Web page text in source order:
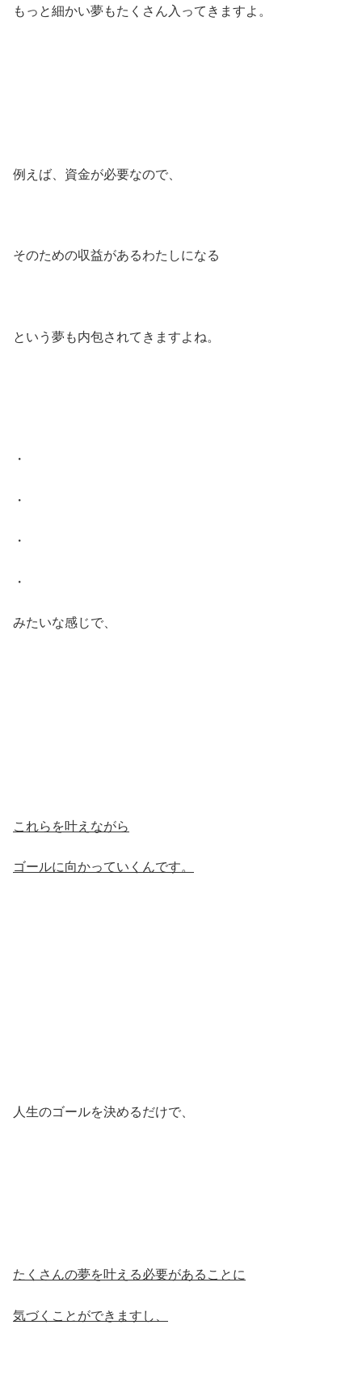
もっと細かい夢もたくさん入ってきますよ。
例えば、資金が必要なので、
そのための収益があるわたしになる
という夢も内包されてきますよね。
・
・
・
・
みたいな感じで、
これらを叶えながら
ゴールに向かっていくんです。
人生のゴールを決めるだけで、
たくさんの夢を叶える必要があることに
気づくことができますし、